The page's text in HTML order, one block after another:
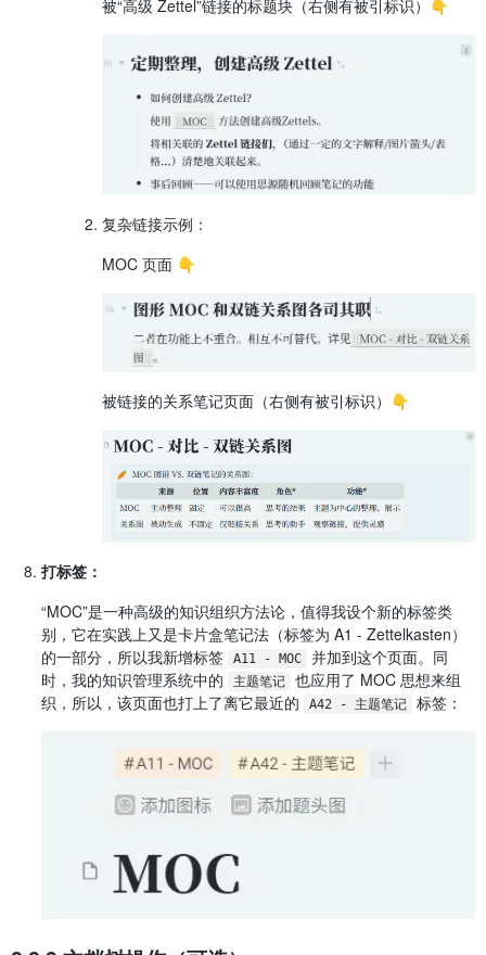
被“高级 Zettel”链接的标题块（右侧有被引标识）👇
复杂链接示例：
MOC 页面 👇
被链接的关系笔记页面（右侧有被引标识）👇
打标签：
“MOC”是一种高级的知识组织方法论，值得我设个新的标签类
别，它在实践上又是卡片盒笔记法（标签为 A1 - Zettelkasten）
的一部分，所以我新增标签
A11 - MOC
并加到这个页面。同
时，我的知识管理系统中的
主题笔记
也应用了 MOC 思想来组
织，所以，该页面也打上了离它最近的
A42 - 主题笔记 标签：